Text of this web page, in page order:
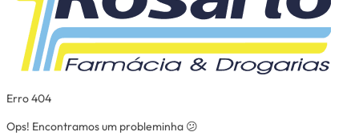
Erro 404
Ops! Encontramos um probleminha 😕